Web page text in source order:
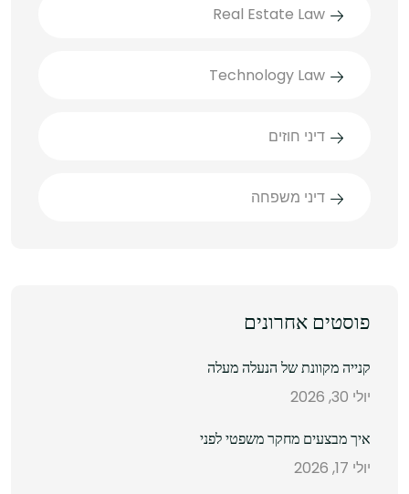
Real Estate Law
Technology Law
דיני חוזים
דיני משפחה
פוסטים אחרונים
קנייה מקוונת של הנעלה מעלה
יולי 30, 2026
איך מבצעים מחקר משפטי לפני
יולי 17, 2026